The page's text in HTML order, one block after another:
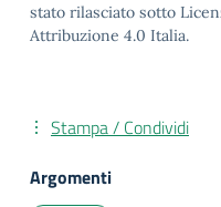
stato rilasciato sotto
Attribuzione 4.0 Italia.
Stampa / Condividi
Argomenti